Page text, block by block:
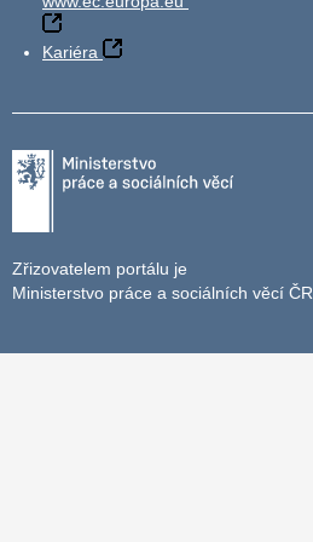
Kariéra
Zřizovatelem portálu je
Ministerstvo práce a sociálních věcí ČR